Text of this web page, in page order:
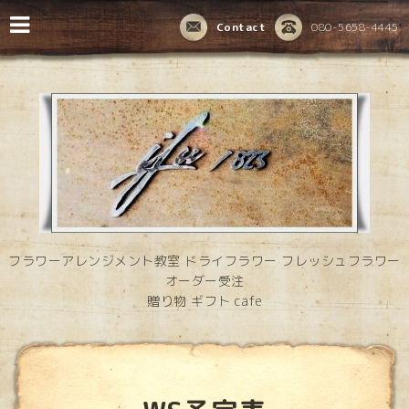
080-5658-4445
Contact
フラワーアレンジメント教室 ドライフラワー フレッシュフラワー
オーダー受注
贈り物 ギフト cafe